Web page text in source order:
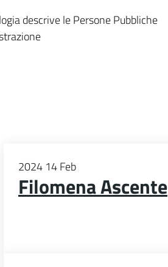
descrive le Persone Pubbliche
2024 14Feb
Filomena Ascente